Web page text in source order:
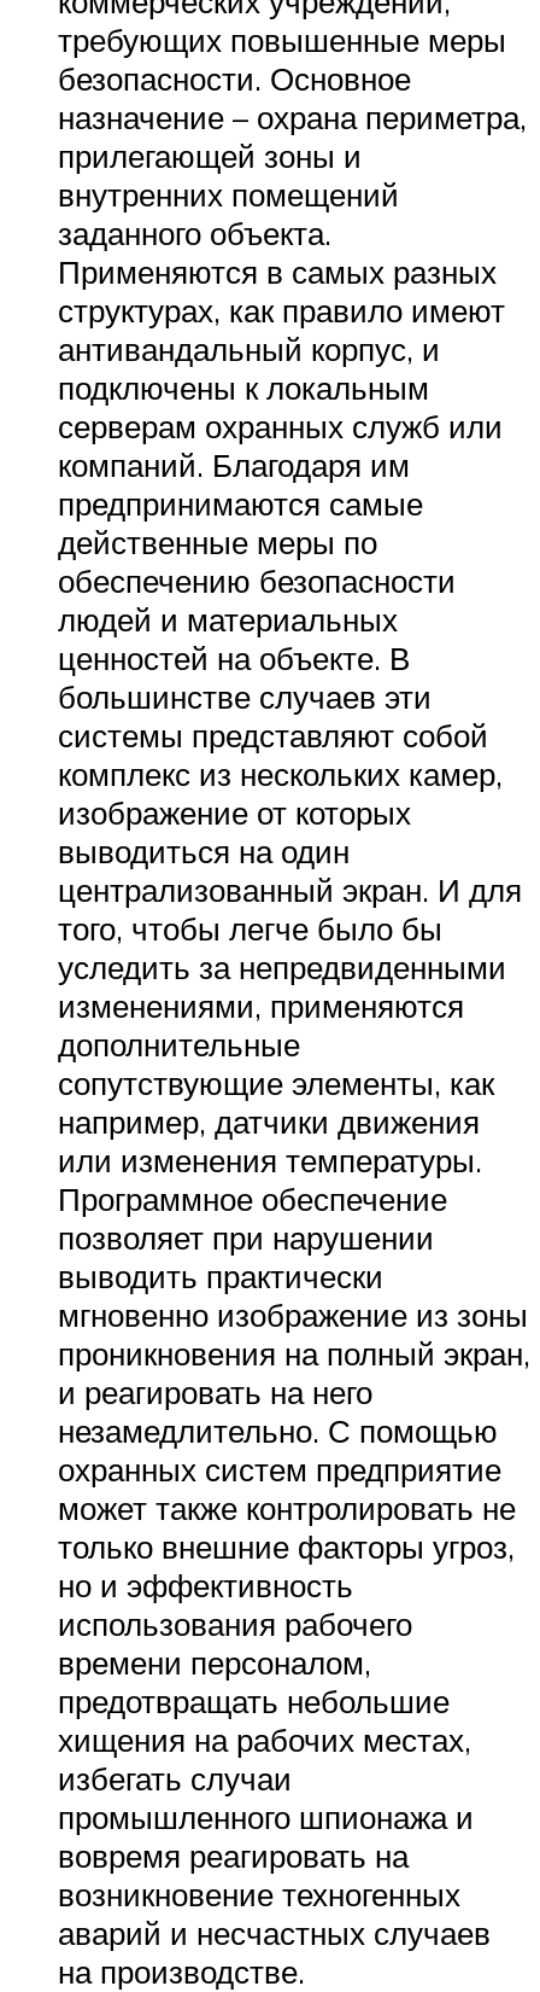
требующих повышенные меры
безопасности. Основное
назначение – охрана периметра,
прилегающей зоны и
внутренних помещений
заданного объекта.
Применяются в самых разных
структурах, как правило имеют
антивандальный корпус, и
подключены к локальным
серверам охранных служб или
компаний. Благодаря им
предпринимаются самые
действенные меры по
обеспечению безопасности
людей и материальных
ценностей на объекте. В
большинстве случаев эти
системы представляют собой
комплекс из нескольких камер,
изображение от которых
выводиться на один
централизованный экран. И для
того, чтобы легче было бы
уследить за непредвиденными
изменениями, применяются
дополнительные
сопутствующие элементы, как
например, датчики движения
или изменения температуры.
Программное обеспечение
позволяет при нарушении
выводить практически
мгновенно изображение из зоны
проникновения на полный экран,
и реагировать на него
незамедлительно. С помощью
охранных систем предприятие
может также контролировать не
только внешние факторы угроз,
но и эффективность
использования рабочего
времени персоналом,
предотвращать небольшие
хищения на рабочих местах,
избегать случаи
промышленного шпионажа и
вовремя реагировать на
возникновение техногенных
аварий и несчастных случаев
на производстве.